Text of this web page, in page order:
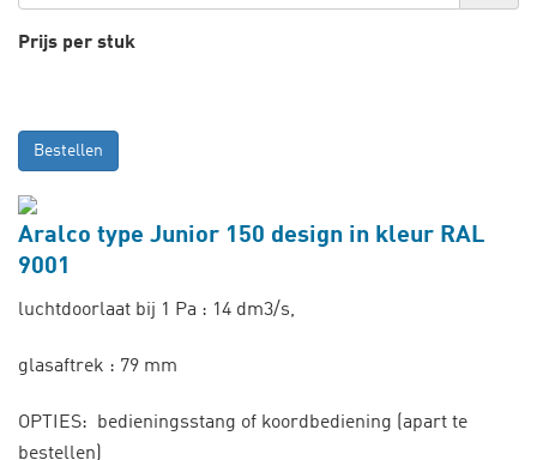
Prijs per stuk
Bestellen
Aralco type Junior 150 design in kleur RAL
9001
luchtdoorlaat bij 1 Pa : 14 dm3/s,
glasaftrek : 79 mm
OPTIES: bedieningsstang of koordbediening (apart te
bestellen)